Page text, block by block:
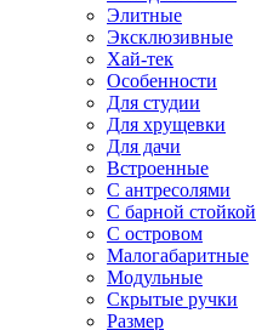
Элитные
Эксклюзивные
Хай-тек
Особенности
Для студии
Для хрущевки
Для дачи
Встроенные
С антресолями
С барной стойкой
С островом
Малогабаритные
Модульные
Скрытые ручки
Размер